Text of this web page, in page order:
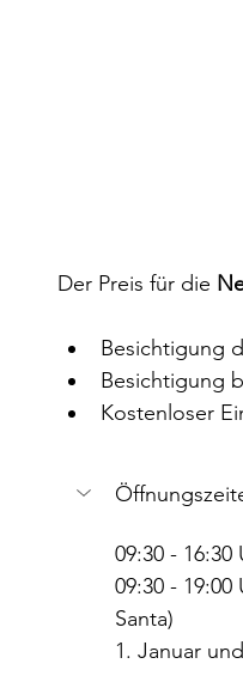
Der Preis für die
Besichtigung
Besichtigung
Kostenloser
09:30 -
09:30 -
Santa)
1. Januar